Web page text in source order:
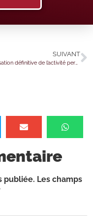
SUIVANT
La cessation définitive de l’activité permet-elle le licenciement d’un salarié absent ?
publiée. Les champs